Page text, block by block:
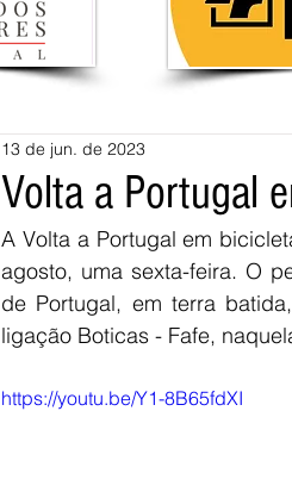
Volta a Portugal
13 de jun. de 2023
A Volta a Portugal em
agosto, uma sexta-feira. O
de Portugal, em terra
ligação Boticas - Fafe,
https://youtu.be/Y1-8B65fdXI